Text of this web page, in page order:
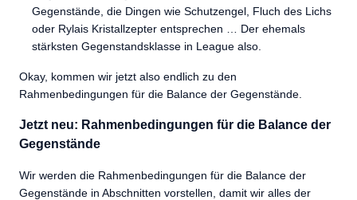
Gegenstände, die Dingen wie Schutzengel, Fluch des Lichs
oder Rylais Kristallzepter entsprechen … Der ehemals
stärksten Gegenstandsklasse in League also.
Okay, kommen wir jetzt also endlich zu den
Rahmenbedingungen für die Balance der Gegenstände.
Jetzt neu: Rahmenbedingungen für die Balance der
Gegenstände
Wir werden die Rahmenbedingungen für die Balance der
Gegenstände in Abschnitten vorstellen, damit wir alles der